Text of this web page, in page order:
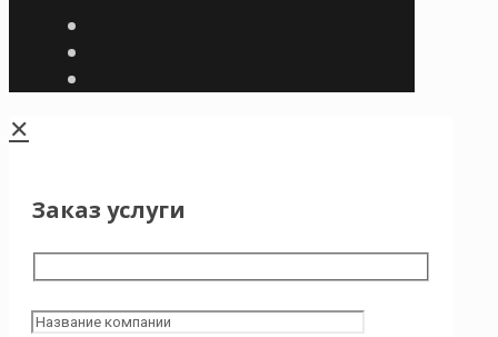
✕
Заказ услуги